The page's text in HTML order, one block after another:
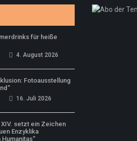
für heiße
4. August 2026
Fotoausstellung
16. Juli 2026
setzt ein Zeichen
Enzyklika